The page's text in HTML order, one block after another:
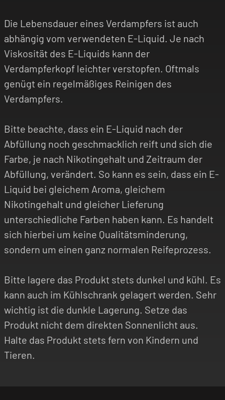
Die Lebensdauer eines Verdampfers ist auch
abhängig vom verwendeten E-Liquid. Je nach
Viskosität des E-Liquids kann der
Verdampferkopf leichter verstopfen. Oftmals
genügt ein regelmäßiges Reinigen des
Verdampfers.
Bitte beachte, dass ein E-Liquid nach der
Abfüllung noch geschmacklich reift und sich die
Farbe, je nach Nikotingehalt und Zeitraum der
Abfüllung, verändert. So kann es sein, dass ein E-
Liquid bei gleichem Aroma, gleichem
Nikotingehalt und gleicher Lieferung
unterschiedliche Farben haben kann. Es handelt
sich hierbei um keine Qualitätsminderung,
sondern um einen ganz normalen Reifeprozess.
Bitte lagere das Produkt stets dunkel und kühl. Es
kann auch im Kühlschrank gelagert werden. Sehr
wichtig ist die dunkle Lagerung. Setze das
Produkt nicht dem direkten Sonnenlicht aus.
Halte das Produkt stets fern von Kindern und
Tieren.